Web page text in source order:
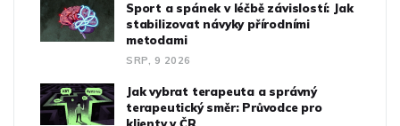
Sport a spánek v léčbě závislostí: Jak
stabilizovat návyky přírodními
metodami
SRP, 9 2026
Jak vybrat terapeuta a správný
terapeutický směr: Průvodce pro